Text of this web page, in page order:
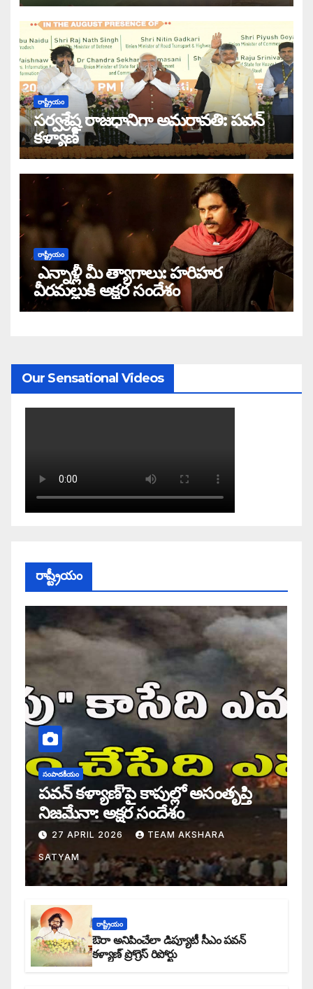
రాష్ట్రీయం
సర్వశ్రేష్ఠ రాజధానిగా అమరావతి: పవన్
కళ్యాణ్
రాష్ట్రీయం
ఎన్నాళ్లీ మీ త్యాగాలు: హరిహర
వీరమల్లుకి అక్షర సందేశం
Our Sensational Videos
రాష్ట్రీయం
సంపాదకీయం
పవన్ కళ్యాణ్’పై కాపుల్లో అసంతృప్తి
నిజమేనా: అక్షర సందేశం
27 APRIL 2026 TEAM AKSHARA
SATYAM
రాష్ట్రీయం
ఔరా అనిపించేలా డిప్యూటీ సీఎం పవన్
కళ్యాణ్ ప్రోగ్రెస్ రిపోర్టు